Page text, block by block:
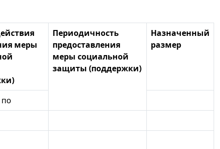
меры
Периодичность
предоставления
меры социальной
защиты (поддержки)
Назначенный
размер
по